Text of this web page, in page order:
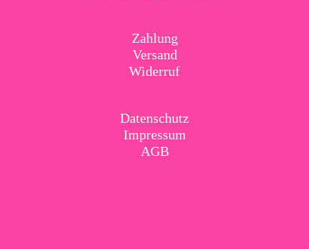
Zahlung
Versand
Widerruf
Datenschutz
Impressum
AGB